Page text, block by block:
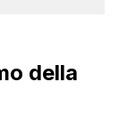
della